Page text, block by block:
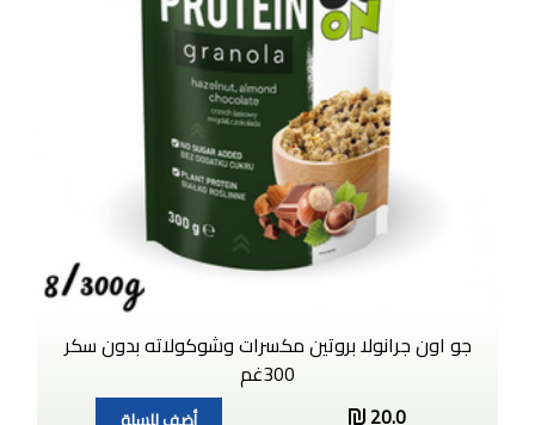
جو اون جرانولا بروتين مكسرات وشوكولاته بدون سكر
300غم
20.0